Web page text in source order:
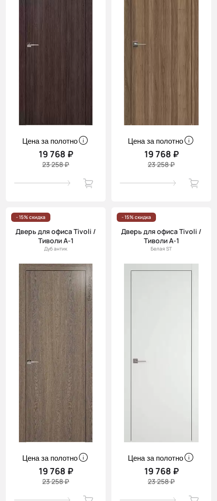
Цена за полотно
19 768 ₽
23 258 ₽
Цена за полотно
19 768 ₽
23 258 ₽
- 15% скидка
Дверь для офиса Tivoli /
Тиволи А-1
Дуб антик
Цена за полотно
19 768 ₽
23 258 ₽
- 15% скидка
Дверь для офиса Tivoli /
Тиволи А-1
Белая ST
Цена за полотно
19 768 ₽
23 258 ₽